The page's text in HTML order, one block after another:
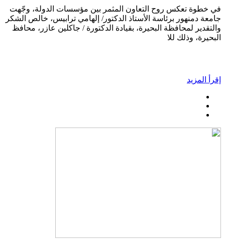
في خطوة تعكس روح التعاون المثمر بين مؤسسات الدولة، وجّهت
جامعة دمنهور برئاسة الأستاذ الدكتور/ إلهامي ترابيس، خالص الشكر
والتقدير لمحافظة البحيرة، بقيادة الدكتورة / جاكلين عازر، محافظ
البحيرة، وذلك للا
إقرأ المزيد